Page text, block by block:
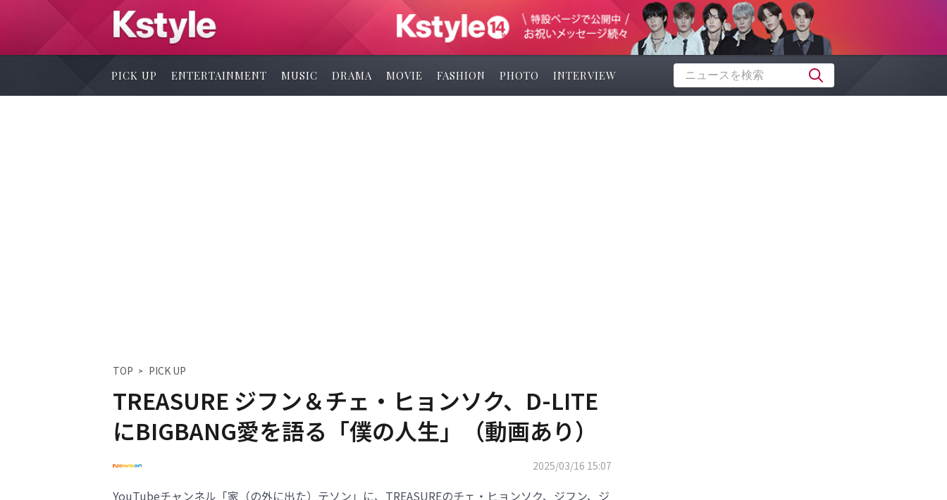
PICK UP ENTERTAINMENT MUSIC DRAMA MOVIE FASHION PHOTO INTERVIEW
TOP PICK UP
TREASURE ジフン＆チェ・ヒョンソク、D-LITE
にBIGBANG愛を語る「僕の人生」（動画あり）
2025/03/16 15:07
YouTubeチャンネル「家（の外に出た）テソン」に、TREASUREのチェ・ヒョンソク、ジフン、ジ